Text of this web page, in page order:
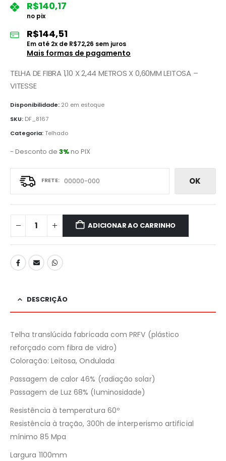
R$140,17
no pix
R$144,51
Em até 2x de R$72,26 sem juros
Mais formas de pagamento
TELHA DE FIBRA 1,10 X 2,44 METROS X 0,60MM LEITOSA –
VITESSE
Disponibilidade: 20 em estoque
SKU: DF_8167
Categoria:Telhado
- Desconto de 3%no PIX
OK
ADICIONAR AO CARRINHO
DESCRIÇÃO
Telha translúcida fabricada com PRFV (plástico
reforçado com fibra de vidro)
Coloração: Leitosa, Ondulada
Passagem de calor 46% (radiação solar)
Passagem de Luz 68% (luminosidade)
Resistência à temperatura 60º
Resistência à tração, 300h de interperismo artificial
mínimo 85 Mpa
Largura 1100mm